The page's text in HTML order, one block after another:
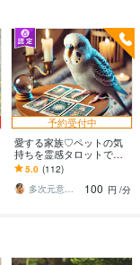
予約受付中
愛する家族♡ペットの気
持ちを霊感タロットで占
います 言葉の壁を超え
て…愛しいペットの心を
知る♡愛と絆よ、深まれ
5.0 (112)
多次元意識覚醒ガイド⭐︎珠緒（たまお）
100 円 /分